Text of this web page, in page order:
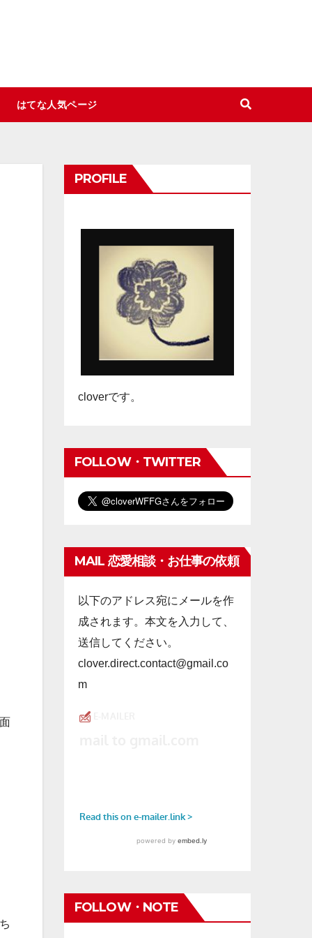
はてな人気ページ
PROFILE
cloverです。
FOLLOW・TWITTER
MAIL 恋愛相談・お仕事の依頼
以下のアドレス宛にメールを作
成されます。本文を入力して、
送信してください。
clover.direct.contact@gmail.co
m
FOLLOW・NOTE